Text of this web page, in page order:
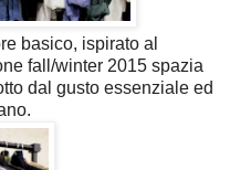
basico, ispirato al
fall/winter 2015 spazia
dal gusto essenziale ed